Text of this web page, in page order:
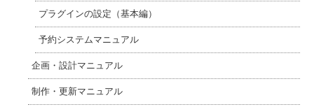
プラグインの設定（基本編）
予約システムマニュアル
企画・設計マニュアル
制作・更新マニュアル